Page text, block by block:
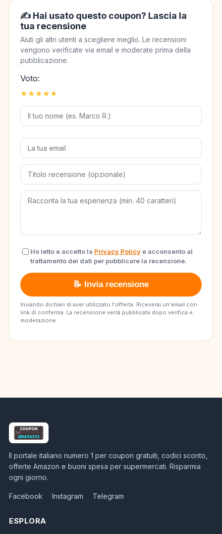
✍️ Hai usato questo coupon? Lascia la
tua recensione
Aiuti gli altri utenti a scegliere meglio. Le recensioni
vengono verificate via email e moderate prima della
pubblicazione.
Voto:
★
★
★
★
★
Ho letto e accetto la Privacy Policy e acconsento al
trattamento dei dati per pubblicare la recensione.
📝 Invia recensione
Inviando dichiari di aver utilizzato l'offerta. Riceverai un'email con
link di conferma. La recensione verrà pubblicata dopo verifica e
moderazione.
Il portale italiano numero 1 per coupon gratuiti, codici sconto,
offerte Amazon e buoni spesa per supermercati. Risparmia
ogni giorno.
Facebook Instagram Telegram
ESPLORA